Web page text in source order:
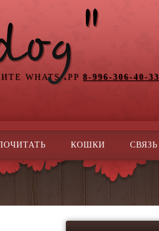
WHATSAPP 8-996-306-40-33
КОШКИ СВЯЗЬ